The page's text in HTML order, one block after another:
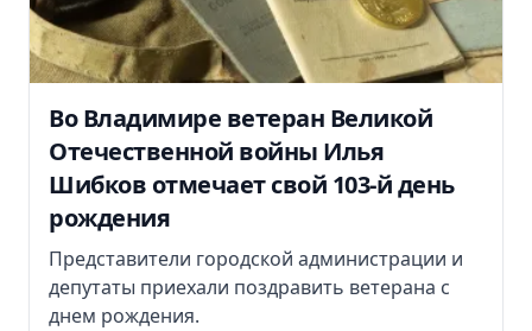
Во Владимире ветеран Великой
Отечественной войны Илья
Шибков отмечает свой 103-й день
рождения
Представители городской администрации и
депутаты приехали поздравить ветерана с
днем рождения.